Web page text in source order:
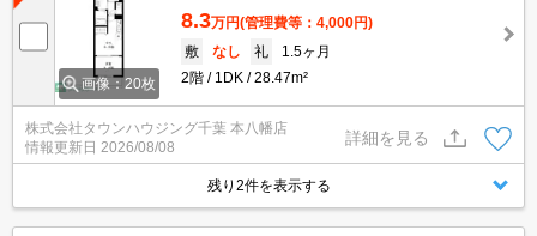
画像：20枚
8.3万円(管理費等：4,000円)
敷
なし 礼
1.5ヶ月
2階
1DK 28.47m²
株式会社タウンハウジング千葉 本八幡店
情報更新日 2026/08/08
詳細を見る
残り2件を表示する